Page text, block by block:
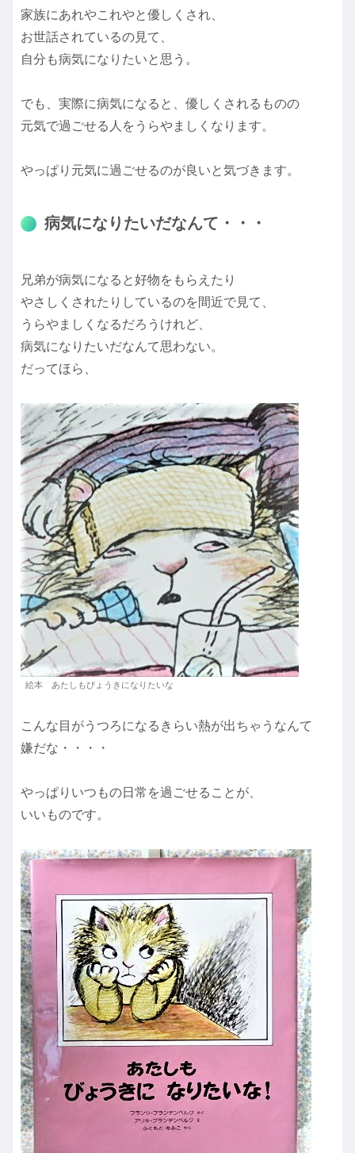
家族にあれやこれやと優しくされ、
お世話されているの見て、
自分も病気になりたいと思う。
でも、実際に病気になると、優しくされるものの
元気で過ごせる人をうらやましくなります。
やっぱり元気に過ごせるのが良いと気づきます。
病気になりたいだなんて・・・
兄弟が病気になると好物をもらえたり
やさしくされたりしているのを間近で見て、
うらやましくなるだろうけれど、
病気になりたいだなんて思わない。
だってほら、
絵本 あたしもびょうきになりたいな
こんな目がうつろになるきらい熱が出ちゃうなんて
嫌だな・・・・
やっぱりいつもの日常を過ごせることが、
いいものです。